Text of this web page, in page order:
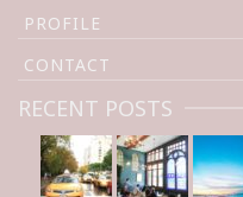
PROFILE
CONTACT
RECENT POSTS